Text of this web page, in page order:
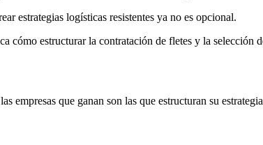
estrategias logísticas resistentes ya no es opcional.
estructurar la contratación de fletes y la selección
empresas que ganan son las que estructuran su